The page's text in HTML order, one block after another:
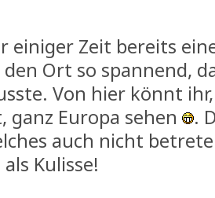
einiger Zeit bereits
Ort so spannend,
Von hier könnt
ganz Europa sehen
.
auch nicht
Kulisse!